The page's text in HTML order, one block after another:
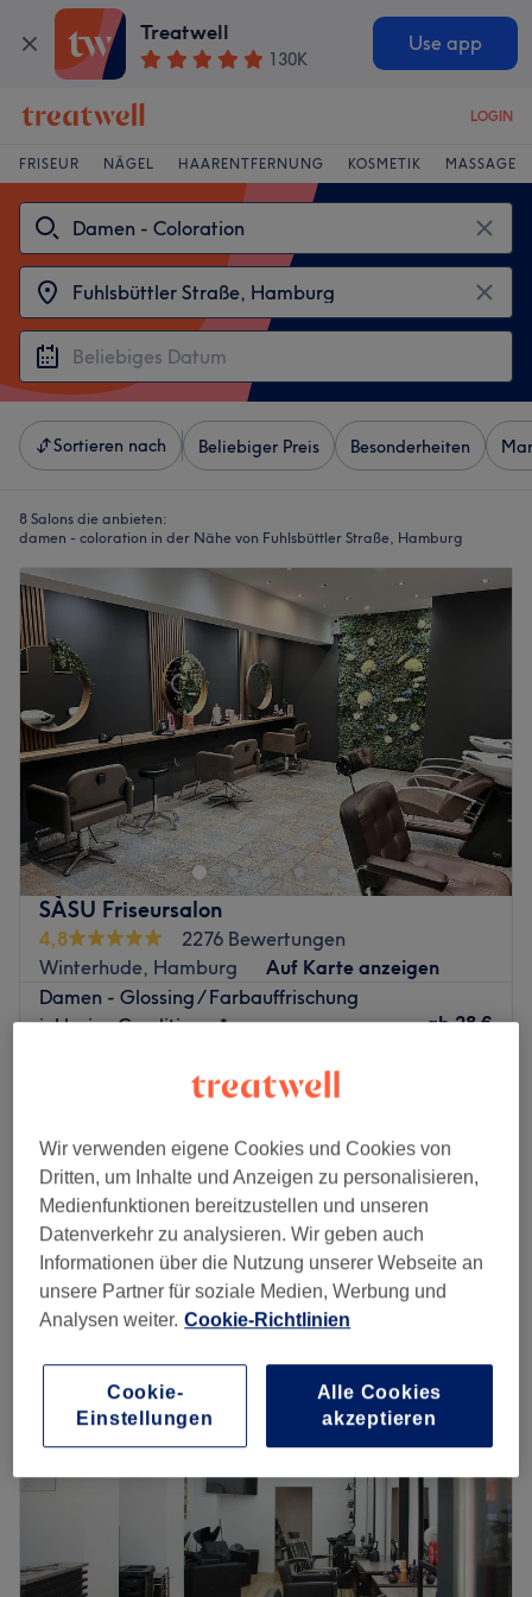
Treatwell
130K
Use app
LOGIN
FRISEUR NÄGEL HAARENTFERNUNG KOSMETIK MASSAGE
Sortieren nach Beliebiger Preis Besonderheiten
8 Salons die anbieten:
damen - coloration in der Nähe von Fuhlsbüttler Straße, Hamburg
SÀSU Friseursalon
4,8
2276 Bewertungen
Winterhude, Hamburg
Auf Karte anzeigen
Damen - Glossing / Farbauffrischung
inklusive Conditioner*
ab 28 €
Ansatzfarbe Dunkel / Tönung inkl. Pflege*
Damen - Farbe/Tönung komplett, inklusive
Pflege & Föhnen
1 Std. 20 Min. - 1 Std. 40 Min.
90 €
Schnellansicht Saloninfos
Montag
Donnerstag
09:00–19:00
09:00
Sonntag
Geschlossen
Du bist gelangweilt von deinem Haar und wünschst dir
eine Typveränderung? Dann ist SÀSU Friseursalon in
Wir verwenden eigene Cookies und Cookies von
Dritten, um Inhalte und Anzeigen zu personalisieren,
Medienfunktionen bereitzustellen und unseren
Datenverkehr zu analysieren. Wir geben auch
Informationen über die Nutzung unserer Webseite an
unsere Partner für soziale Medien, Werbung und
Analysen weiter. Cookie-Richtlinien
Cookie-
Einstellungen
Alle Cookies
akzeptieren